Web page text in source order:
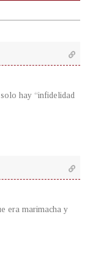
hay “infidelidad
era marimacha y